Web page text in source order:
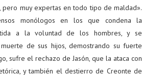
pero muy expertas en todo tipo de maldad».
monólogos en los que condena la
a la voluntad de los hombres, y se
de sus hijos, demostrando su fuerte
sufre el rechazo de Jasón, que la ataca con
y también el destierro de Creonte de